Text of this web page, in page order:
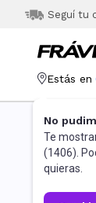
Seguí tu
Estás en
No
Te
(1406).
quieras.